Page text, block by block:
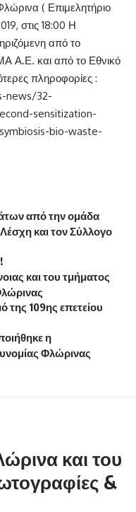
( Επιμελητήριο
στις 18:00 Η
από το
Α.Ε. και από το Εθνικό
πληροφορίες :
news/32-
sensitization-
bio-waste-
από την ομάδα
και τον Σύλλογο
και του τμήματος
της 109ης επετείου
η
Φλώρινας
και του
&